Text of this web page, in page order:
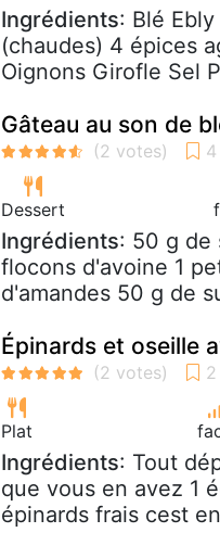
Ingrédients: Blé
(chaudes) 4 épices
Oignons Girofle Sel
Gâteau au son de
Dessert
Ingrédients: 50 g de
flocons d'avoine 1
d'amandes 50 g de
Épinards et oseille
Plat
Ingrédients: Tout
que vous en avez 1
épinards frais cest